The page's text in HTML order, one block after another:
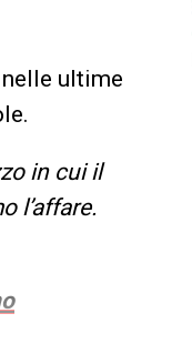
ultime
in cui il
l’affare.